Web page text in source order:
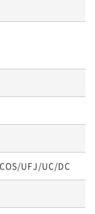
UFJ/UC/DC